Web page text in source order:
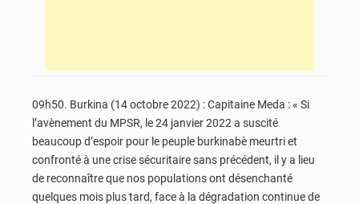
09h50. Burkina (14 octobre 2022) : Capitaine Meda : « Si
l’avènement du MPSR, le 24 janvier 2022 a suscité
beaucoup d’espoir pour le peuple burkinabè meurtri et
confronté à une crise sécuritaire sans précédent, il y a lieu
de reconnaître que nos populations ont désenchanté
quelques mois plus tard, face à la dégradation continue de